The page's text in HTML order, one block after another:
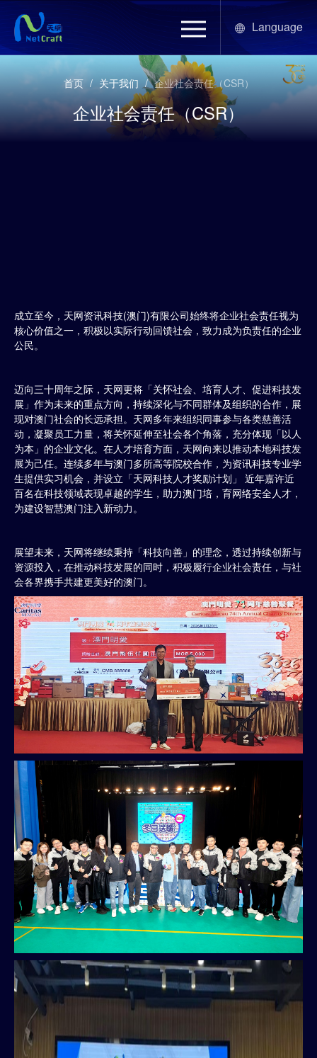
Language
首页 / 关于我们 / 企业社会责任（CSR）
企业社会责任（CSR）
成立至今，天网资讯科技(澳门)有限公司始终将企业社会责任视为
核心价值之一，积极以实际行动回馈社会，致力成为负责任的企业
公民。
迈向三十周年之际，天网更将「关怀社会、培育人才、促进科技发
展」作为未来的重点方向，持续深化与不同群体及组织的合作，展
现对澳门社会的长远承担。天网多年来组织同事参与各类慈善活
动，凝聚员工力量，将关怀延伸至社会各个角落，充分体现「以人
为本」的企业文化。在人才培育方面，天网向来以推动本地科技发
展为己任。连续多年与澳门多所高等院校合作，为资讯科技专业学
生提供实习机会，并设立「天网科技人才奖励计划」 近年嘉许近
百名在科技领域表现卓越的学生，助力澳门培，育网络安全人才，
为建设智慧澳门注入新动力。
展望未来，天网将继续秉持「科技向善」的理念，透过持续创新与
资源投入，在推动科技发展的同时，积极履行企业社会责任，与社
会各界携手共建更美好的澳门。